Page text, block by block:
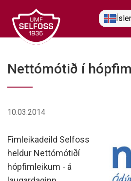
efni
Nettómótið í
10.03.2014
Fimleikadeild Selfoss
heldur Nettómótiðí
hópfimleikum - á